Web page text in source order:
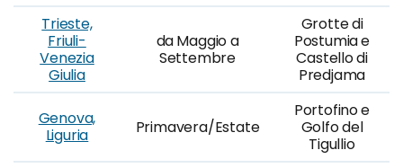
Trieste,
Friuli-
Venezia
Giulia
da Maggio a
Settembre
Grotte di
Postumia e
Castello di
Predjama
Genova,
Liguria
Primavera/Estate
Portofino e
Golfo del
Tigullio